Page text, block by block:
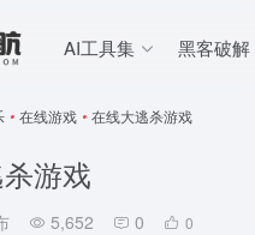
AI工具集 黑客破解
• 在线游戏 • 在线大逃杀游戏
游戏
5,652 0 0